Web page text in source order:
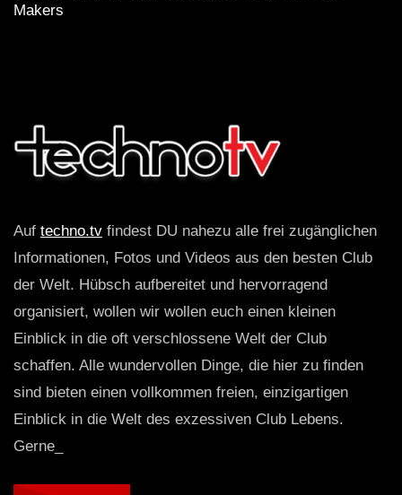
Makers
Auf techno.tv findest DU nahezu alle frei zugänglichen
Informationen, Fotos und Videos aus den besten Club
der Welt. Hübsch aufbereitet und hervorragend
organisiert, wollen wir wollen euch einen kleinen
Einblick in die oft verschlossene Welt der Club
schaffen. Alle wundervollen Dinge, die hier zu finden
sind bieten einen vollkommen freien, einzigartigen
Einblick in die Welt des exzessiven Club Lebens.
Gerne_